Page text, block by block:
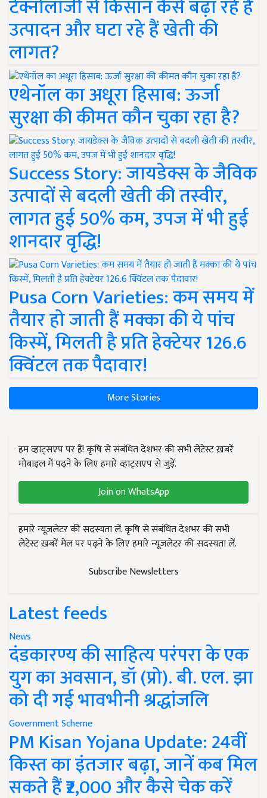
टेक्नोलॉजी से किसान कैसे बढ़ा रहे हैं
उत्पादन और घटा रहे हैं खेती की
लागत?
एथेनॉल का अधूरा हिसाब: ऊर्जा
सुरक्षा की कीमत कौन चुका रहा है?
Success Story: जायडेक्स के जैविक
उत्पादों से बदली खेती की तस्वीर,
लागत हुई 50% कम, उपज में भी हुई
शानदार वृद्धि!
Pusa Corn Varieties: कम समय में
तैयार हो जाती हैं मक्का की ये पांच
किस्में, मिलती है प्रति हेक्टेयर 126.6
क्विंटल तक पैदावार!
More Stories
हम व्हाट्सएप पर हैं! कृषि से संबंधित देशभर की सभी लेटेस्ट ख़बरें
मोबाइल में पढ़ने के लिए हमारे व्हाट्सएप से जुड़ें.
Join on WhatsApp
हमारे न्यूज़लेटर की सदस्यता लें. कृषि से संबंधित देशभर की सभी
लेटेस्ट ख़बरें मेल पर पढ़ने के लिए हमारे न्यूज़लेटर की सदस्यता लें.
Subscribe Newsletters
Latest feeds
News
दंडकारण्य की साहित्य परंपरा के एक
युग का अवसान, डॉ (प्रो). बी. एल. झा
को दी गई भावभीनी श्रद्धांजलि
Government Scheme
PM Kisan Yojana Update: 24वीं
किस्त का इंतजार बढ़ा, जानें कब मिल
सकते हैं ₹2,000 और कैसे चेक करें